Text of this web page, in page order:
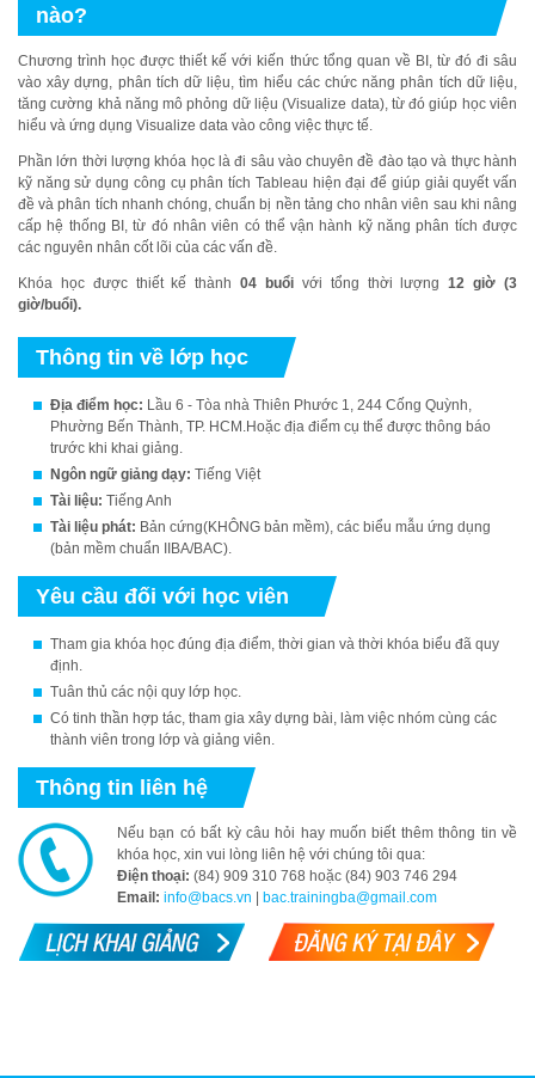
nào?
Chương trình học được thiết kế với kiến thức tổng quan về BI, từ đó đi sâu
vào xây dựng, phân tích dữ liệu, tìm hiểu các chức năng phân tích dữ liệu,
tăng cường khả năng mô phỏng dữ liệu (Visualize data), từ đó giúp học viên
hiểu và ứng dụng Visualize data vào công việc thực tế.
Phần lớn thời lượng khóa học là đi sâu vào chuyên đề đào tạo và thực hành
kỹ năng sử dụng công cụ phân tích Tableau hiện đại để giúp giải quyết vấn
đề và phân tích nhanh chóng, chuẩn bị nền tảng cho nhân viên sau khi nâng
cấp hệ thống BI, từ đó nhân viên có thể vận hành kỹ năng phân tích được
các nguyên nhân cốt lõi của các vấn đề.
Khóa học được thiết kế thành04 buổi với tổng thời lượng12 giờ (3
giờ/buổi).
Thông tin về lớp học
Địa điểm học: Lầu 6 - Tòa nhà Thiên Phước 1, 244 Cống Quỳnh,
Phường Bến Thành, TP. HCM.Hoặc địa điểm cụ thể được thông báo
trước khi khai giảng.
Ngôn ngữ giảng dạy: Tiếng Việt
Tài liệu: Tiếng Anh
Tài liệu phát: Bản cứng(KHÔNG bản mềm), các biểu mẫu ứng dụng
(bản mềm chuẩn IIBA/BAC).
Yêu cầu đối với học viên
Tham gia khóa học đúng địa điểm, thời gian và thời khóa biểu đã quy
định.
Tuân thủ các nội quy lớp học.
Có tinh thần hợp tác, tham gia xây dựng bài, làm việc nhóm cùng các
thành viên trong lớp và giảng viên.
Thông tin liên hệ
Nếu bạn có bất kỳ câu hỏi hay muốn biết thêm thông tin về
khóa học, xin vui lòng liên hệ với chúng tôi qua:
Điện thoại: (84) 909 310 768 hoặc (84) 903 746 294
Email: info@bacs.vn | bac.trainingba@gmail.com